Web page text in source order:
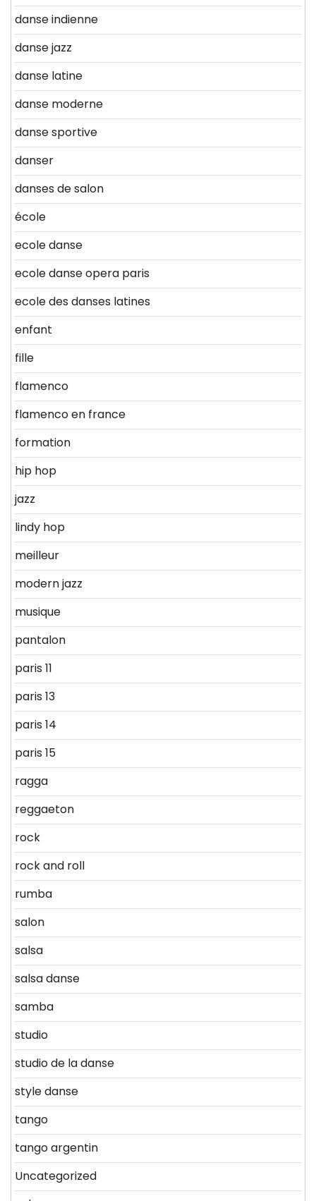
danse indienne
danse jazz
danse latine
danse moderne
danse sportive
danser
danses de salon
école
ecole danse
ecole danse opera paris
ecole des danses latines
enfant
fille
flamenco
flamenco en france
formation
hip hop
jazz
lindy hop
meilleur
modern jazz
musique
pantalon
paris 11
paris 13
paris 14
paris 15
ragga
reggaeton
rock
rock and roll
rumba
salon
salsa
salsa danse
samba
studio
studio de la danse
style danse
tango
tango argentin
Uncategorized